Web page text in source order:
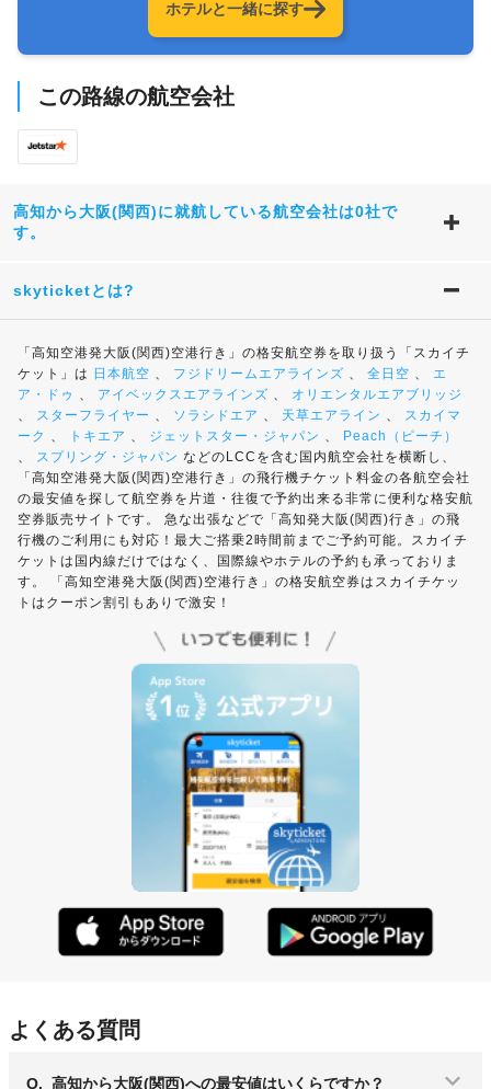
ホテルと一緒に探す
この路線の航空会社
高知から大阪(関西)に就航している航空会社は0社で
す。
skyticketとは?
「高知空港発大阪(関西)空港行き」の格安航空券を取り扱う「スカイチ
ケット」は 日本航空 、 フジドリームエアラインズ 、 全日空 、 エ
ア・ドゥ 、 アイベックスエアラインズ 、 オリエンタルエアブリッジ
、 スターフライヤー 、 ソラシドエア 、 天草エアライン 、 スカイマ
ーク 、 トキエア 、 ジェットスター・ジャパン 、
Peach（ピーチ）
、 スプリング・ジャパン などのLCCを含む国内航空会社を横断し、
「高知空港発大阪(関西)空港行き」の飛行機チケット料金の各航空会社
の最安値を探して航空券を片道・往復で予約出来る非常に便利な格安航
空券販売サイトです。 急な出張などで「高知発大阪(関西)行き」の飛
行機のご利用にも対応！最大ご搭乗2時間前までご予約可能。スカイチ
ケットは国内線だけではなく、国際線やホテルの予約も承っておりま
す。 「高知空港発大阪(関西)空港行き」の格安航空券はスカイチケッ
トはクーポン割引もありで激安！
よくある質問
Q. 高知から大阪(関西)への最安値はいくらですか？